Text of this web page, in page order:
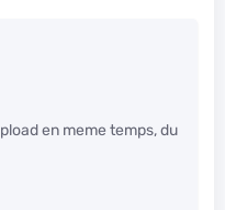
en meme temps, du